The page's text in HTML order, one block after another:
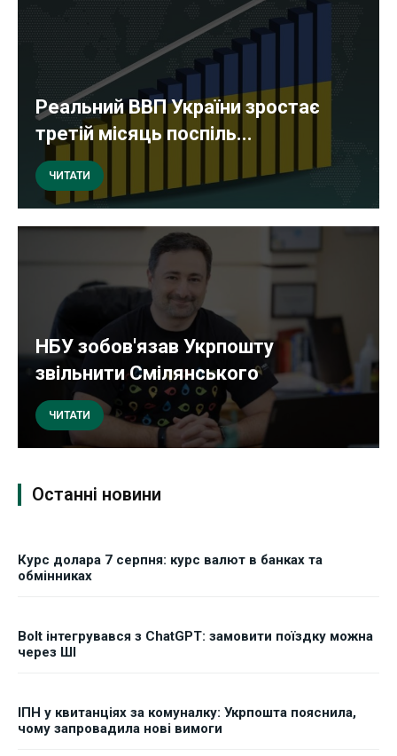
Реальний ВВП України зростає
третій місяць поспіль...
ЧИТАТИ
НБУ зобов'язав Укрпошту
звільнити Смілянського
ЧИТАТИ
Останні новини
Курс долара 7 серпня: курс валют в банках та
обмінниках
Bolt інтегрувався з ChatGPT: замовити поїздку можна
через ШІ
ІПН у квитанціях за комуналку: Укрпошта пояснила,
чому запровадила нові вимоги